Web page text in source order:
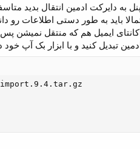
به دایرکت ادمین انتقال بدید
باید به طور دستی اطلاعات رو
ایمیل هم که منتقل نمیشن
تبدیل کنید و با ابزار بک آپ